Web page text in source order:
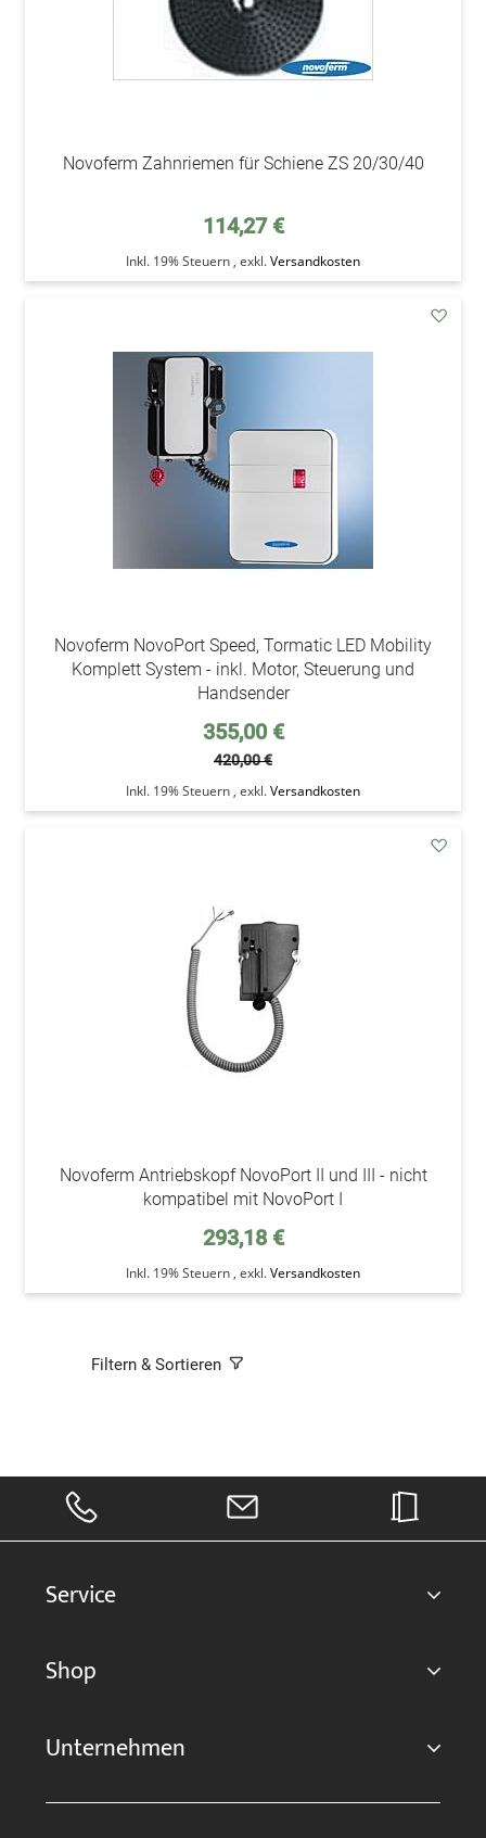
Novoferm Zahnriemen für Schiene ZS 20/30/40
114,27 €
Inkl. 19% Steuern , exkl.Versandkosten
Novoferm NovoPort Speed, Tormatic LED Mobility
Komplett System - inkl. Motor, Steuerung und
Handsender
Sonderpreis
355,00 €
420,00 €
Inkl. 19% Steuern , exkl.Versandkosten
Novoferm Antriebskopf NovoPort II und III - nicht
kompatibel mit NovoPort I
293,18 €
Inkl. 19% Steuern , exkl.Versandkosten
Filtern & Sortieren
Service
Shop
Unternehmen